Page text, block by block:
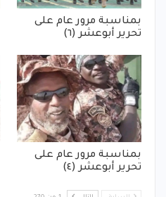
بمناسبة مرور عام على
تحرير أبوعشر (٦)
بمناسبة مرور عام على
تحرير أبوعشر (٤)